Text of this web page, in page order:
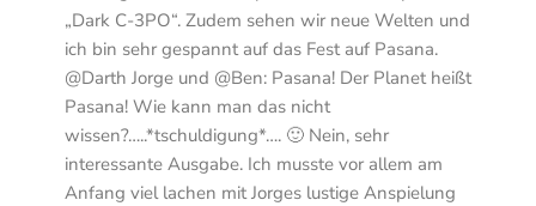
„Dark C-3PO“. Zudem sehen wir neue Welten und
ich bin sehr gespannt auf das Fest auf Pasana.
@Darth Jorge und @Ben: Pasana! Der Planet heißt
Pasana! Wie kann man das nicht
wissen?…..*tschuldigung*…. 🙂 Nein, sehr
interessante Ausgabe. Ich musste vor allem am
Anfang viel lachen mit Jorges lustige Anspielung